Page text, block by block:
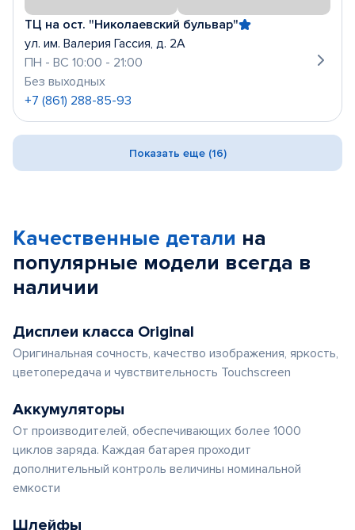
ТЦ на ост. "Николаевский бульвар"
ул. им. Валерия Гассия, д. 2А
ПН - ВС 10:00 - 21:00
Без выходных
+7 (861) 288-85-93
Показать еще (16)
Качественные детали на
популярные модели всегда в
наличии
Дисплеи класса Original
Оригинальная сочность, качество изображения, яркость,
цветопередача и чувствительность Touchscreen
Аккумуляторы
От производителей, обеспечивающих более 1000
циклов заряда. Каждая батарея проходит
дополнительный контроль величины номинальной
емкости
Шлейфы